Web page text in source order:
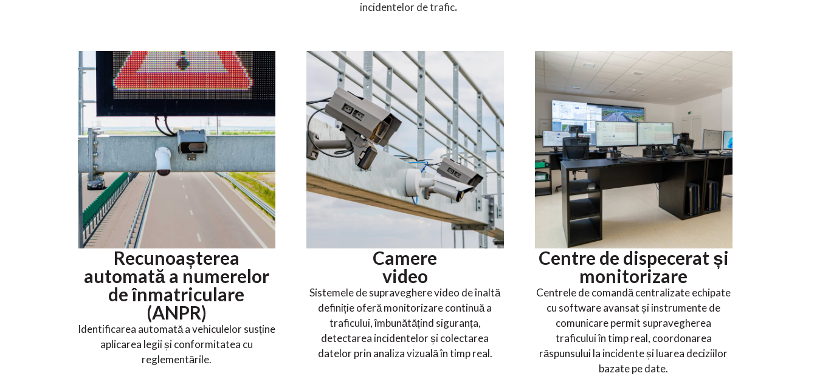
incidentelor de trafic.
Recunoașterea
automată a numerelor
de înmatriculare
(ANPR)
Identificarea automată a vehiculelor susține
aplicarea legii și conformitatea cu
reglementările.
Camere
video
Sistemele de supraveghere video de înaltă
definiție oferă monitorizare continuă a
traficului, îmbunătățind siguranța,
detectarea incidentelor și colectarea
datelor prin analiza vizuală în timp real.
Centre de dispecerat și
monitorizare
Centrele de comandă centralizate echipate
cu software avansat și instrumente de
comunicare permit supravegherea
traficului în timp real, coordonarea
răspunsului la incidente și luarea deciziilor
bazate pe date.